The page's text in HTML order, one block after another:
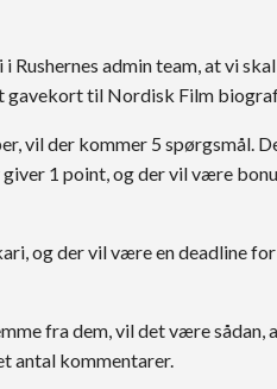
Rushernes admin team, at vi
gavekort til Nordisk Film
vil der kommer 5 spørgsmål.
1 point, og der vil være
og der vil være en deadline
fra dem, vil det være sådan,
antal kommentarer.